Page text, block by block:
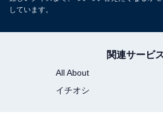
しています。
関連サービ
All About
イチオシ